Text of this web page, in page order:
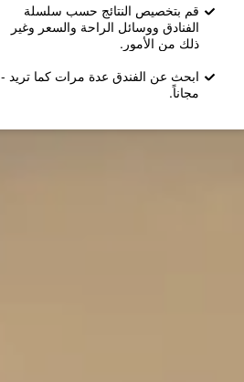
قم بتخصيص النتائج حسب سلسلة
الفنادق ووسائل الراحة والسعر وغير
ذلك من الأمور.
ابحث عن الفندق عدة مرات كما تريد -
مجاناً.